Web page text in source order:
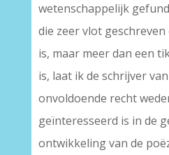
wetenschappelijk
die zeer vlot
is, maar meer dan een
is, laat ik de schrijver
onvoldoende recht
geïnteresseerd is in de
ontwikkeling van de